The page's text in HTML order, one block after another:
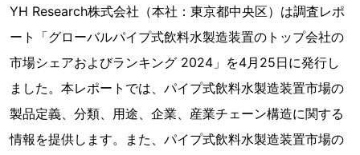
YH Research株式会社（本社：東京都中央区）は調査レポ
ート「グローバルパイプ式飲料水製造装置のトップ会社の
市場シェアおよびランキング 2024」を4月25日に発行し
ました。本レポートでは、パイプ式飲料水製造装置市場の
製品定義、分類、用途、企業、産業チェーン構造に関する
情報を提供します。また、パイプ式飲料水製造装置市場の